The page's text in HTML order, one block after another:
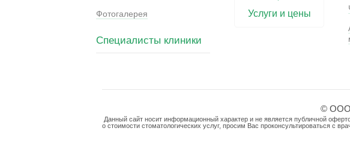
Фотогалерея
Специалисты клиники
Услуги и цены
© ООО
Данный сайт носит информационный характер и не является публичной
о стоимости стоматологических услуг, просим Вас проконсультироваться